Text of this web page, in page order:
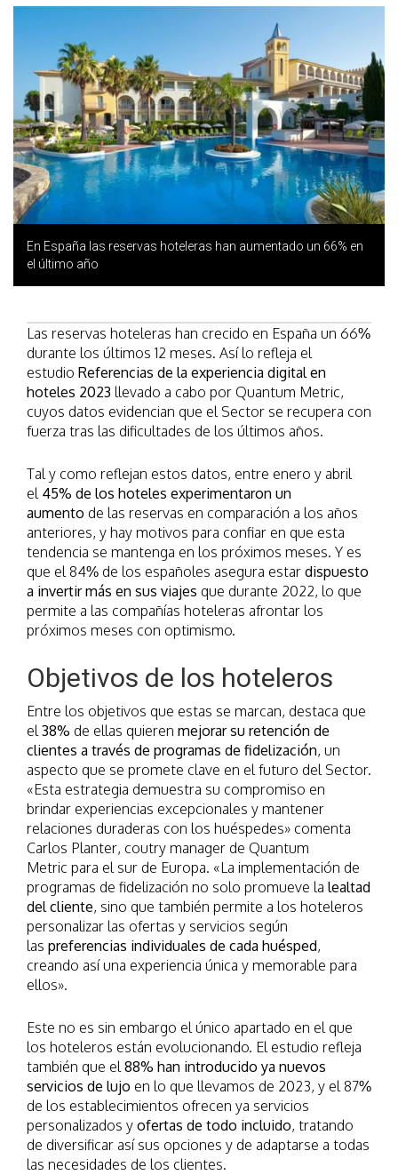
En España las reservas hoteleras han aumentado un 66% en
el último año
Las reservas hoteleras han crecido en España un 66%
durante los últimos 12 meses. Así lo refleja el
estudio Referencias de la experiencia digital en
hoteles 2023 llevado a cabo por Quantum Metric,
cuyos datos evidencian que el Sector se recupera con
fuerza tras las dificultades de los últimos años.
Tal y como reflejan estos datos, entre enero y abril
el 45% de los hoteles experimentaron un
aumento de las reservas en comparación a los años
anteriores, y hay motivos para confiar en que esta
tendencia se mantenga en los próximos meses. Y es
que el 84% de los españoles asegura estar dispuesto
a invertir más en sus viajes que durante 2022, lo que
permite a las compañías hoteleras afrontar los
próximos meses con optimismo.
Objetivos de los hoteleros
Entre los objetivos que estas se marcan, destaca que
el38% de ellas quieren mejorar su retención de
clientes a través de programas de fidelización, un
aspecto que se promete clave en el futuro del Sector.
«Esta estrategia demuestra su compromiso en
brindar experiencias excepcionales y mantener
relaciones duraderas con los huéspedes» comenta
Carlos Planter, coutry manager de Quantum
Metric para el sur de Europa. «La implementación de
programas de fidelización no solo promueve la lealtad
del cliente, sino que también permite a los hoteleros
personalizar las ofertas y servicios según
las preferencias individuales de cada huésped,
creando así una experiencia única y memorable para
ellos».
Este no es sin embargo el único apartado en el que
los hoteleros están evolucionando. El estudio refleja
también que el88% han introducido ya nuevos
servicios de lujo en lo que llevamos de 2023, y el 87%
de los establecimientos ofrecen ya servicios
personalizados y ofertas de todo incluido, tratando
de diversificar así sus opciones y de adaptarse a todas
las necesidades de los clientes.